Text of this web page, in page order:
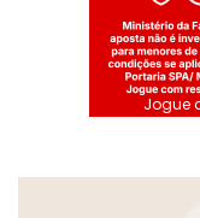
Jogue